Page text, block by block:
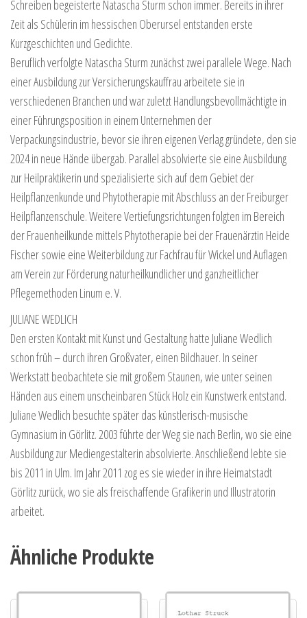
Schreiben begeisterte Natascha Sturm schon immer. Bereits in ihrer
Zeit als Schülerin im hessischen Oberursel entstanden erste
Kurzgeschichten und Gedichte.
Beruflich verfolgte Natascha Sturm zunächst zwei parallele Wege. Nach
einer Ausbildung zur Versicherungskauffrau arbeitete sie in
verschiedenen Branchen und war zuletzt Handlungsbevollmächtigte in
einer Führungsposition in einem Unternehmen der
Verpackungsindustrie, bevor sie ihren eigenen Verlag gründete, den sie
2024 in neue Hände übergab. Parallel absolvierte sie eine Ausbildung
zur Heilpraktikerin und spezialisierte sich auf dem Gebiet der
Heilpflanzenkunde und Phytotherapie mit Abschluss an der Freiburger
Heilpflanzenschule. Weitere Vertiefungsrichtungen folgten im Bereich
der Frauenheilkunde mittels Phytotherapie bei der Frauenärztin Heide
Fischer sowie eine Weiterbildung zur Fachfrau für Wickel und Auflagen
am Verein zur Förderung naturheilkundlicher und ganzheitlicher
Pflegemethoden Linum e. V.
JULIANE WEDLICH
Den ersten Kontakt mit Kunst und Gestaltung hatte Juliane Wedlich
schon früh – durch ihren Großvater, einen Bildhauer. In seiner
Werkstatt beobachtete sie mit großem Staunen, wie unter seinen
Händen aus einem unscheinbaren Stück Holz ein Kunstwerk entstand.
Juliane Wedlich besuchte später das künstlerisch-musische
Gymnasium in Görlitz. 2003 führte der Weg sie nach Berlin, wo sie eine
Ausbildung zur Mediengestalterin absolvierte. Anschließend lebte sie
bis 2011 in Ulm. Im Jahr 2011 zog es sie wieder in ihre Heimatstadt
Görlitz zurück, wo sie als freischaffende Grafikerin und Illustratorin
arbeitet.
Ähnliche Produkte